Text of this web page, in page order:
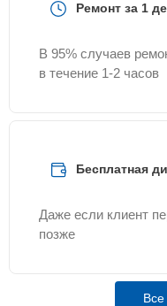
Ремонт за 1
В 95% случаев
в течение 1-2 часов
Бесплатная
Даже если клиент
позже